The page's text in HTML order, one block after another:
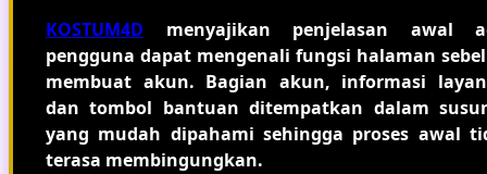
KOSTUM4D menyajikan penjelasan awal
pengguna dapat mengenali fungsi halaman
membuat akun. Bagian akun, informasi
dan tombol bantuan ditempatkan dalam
yang mudah dipahami sehingga proses awal
terasa membingungkan.